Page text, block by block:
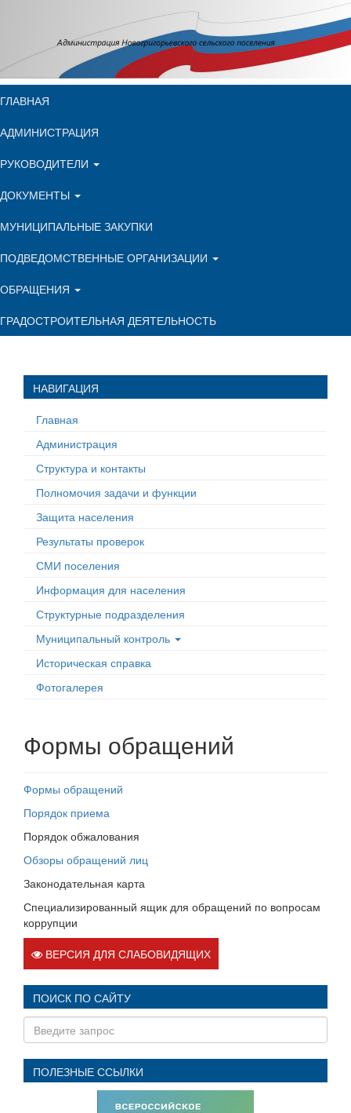
ГЛАВНАЯ
АДМИНИСТРАЦИЯ
РУКОВОДИТЕЛИ
ДОКУМЕНТЫ
МУНИЦИПАЛЬНЫЕ ЗАКУПКИ
ПОДВЕДОМСТВЕННЫЕ ОРГАНИЗАЦИИ
ОБРАЩЕНИЯ
ГРАДОСТРОИТЕЛЬНАЯ ДЕЯТЕЛЬНОСТЬ
НАВИГАЦИЯ
Главная
Администрация
Структура и контакты
Полномочия задачи и функции
Защита населения
Результаты проверок
СМИ поселения
Информация для населения
Структурные подразделения
Муниципальный контроль
Историческая справка
Фотогалерея
Формы обращений
Формы обращений
Порядок приема
Порядок обжалования
Обзоры обращений лиц
Законодательная карта
Специализированный ящик для обращений по вопросам
коррупции
ВЕРСИЯ ДЛЯ СЛАБОВИДЯЩИХ
ПОИСК ПО САЙТУ
ПОЛЕЗНЫЕ ССЫЛКИ